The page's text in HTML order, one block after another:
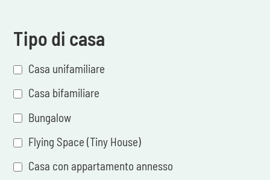
Tipo di casa
Casa unifamiliare
Casa bifamiliare
Bungalow
Flying Space (Tiny House)
Casa con appartamento annesso